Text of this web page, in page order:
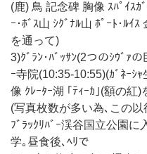
(鹿) 鳥 記念碑 胸像 ｽﾊﾟｲｽｶ
ｰ･ﾎﾞｽ山 ｼｸﾞﾅﾙ山 ﾎﾟｰﾄ･ﾙｲ
を通って)
3)ｸﾞﾗﾝ･ﾊﾞｯｻﾝ(2つのｼｳﾞｧ
ｰ寺院(10:35-10:55)(ｶﾞﾈｰｼ
像 ｸﾚｰﾀｰ湖 ｢ﾃｨｰｶ｣(額の紅
(写真枚数が多い為､この以
ﾌﾞﾗｯｸﾘﾊﾞｰ渓谷国立公園に
学｡昼食後､ﾍﾘで